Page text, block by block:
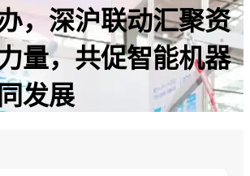
，深沪联动汇聚资
量，共促智能机器
发展